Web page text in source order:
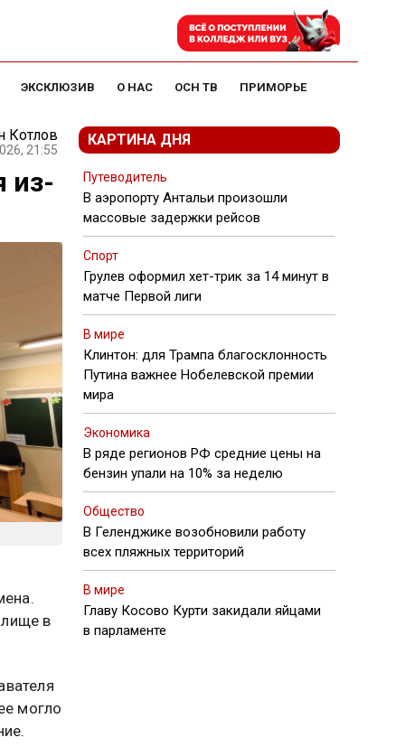
ЭКСКЛЮЗИВ О НАС ОСН ТВ ПРИМОРЬЕ
Котлов
21:55
из-
в
могло
КАРТИНА ДНЯ
Путеводитель
В аэропорту Антальи произошли
массовые задержки рейсов
Спорт
Грулев оформил хет-трик за 14 минут в
матче Первой лиги
В мире
Клинтон: для Трампа благосклонность
Путина важнее Нобелевской премии
мира
Экономика
В ряде регионов РФ средние цены на
бензин упали на 10% за неделю
Общество
В Геленджике возобновили работу
всех пляжных территорий
В мире
Главу Косово Курти закидали яйцами
в парламенте